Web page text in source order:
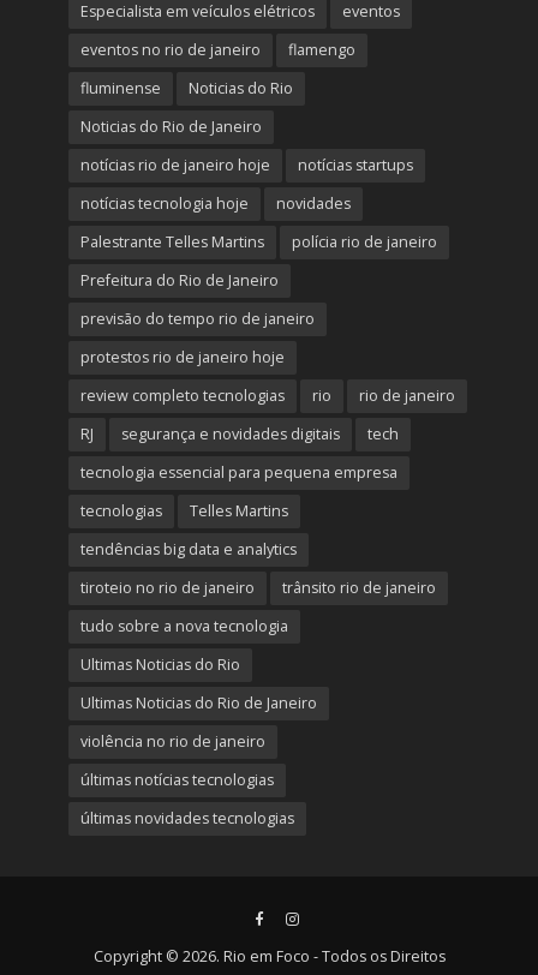
Especialista em veículos elétricos
eventos
eventos no rio de janeiro
flamengo
fluminense
Noticias do Rio
Noticias do Rio de Janeiro
notícias rio de janeiro hoje
notícias startups
notícias tecnologia hoje
novidades
Palestrante Telles Martins
polícia rio de janeiro
Prefeitura do Rio de Janeiro
previsão do tempo rio de janeiro
protestos rio de janeiro hoje
review completo tecnologias
rio
rio de janeiro
RJ
segurança e novidades digitais
tech
tecnologia essencial para pequena empresa
tecnologias
Telles Martins
tendências big data e analytics
tiroteio no rio de janeiro
trânsito rio de janeiro
tudo sobre a nova tecnologia
Ultimas Noticias do Rio
Ultimas Noticias do Rio de Janeiro
violência no rio de janeiro
últimas notícias tecnologias
últimas novidades tecnologias
Copyright © 2026. Rio em Foco - Todos os Direitos